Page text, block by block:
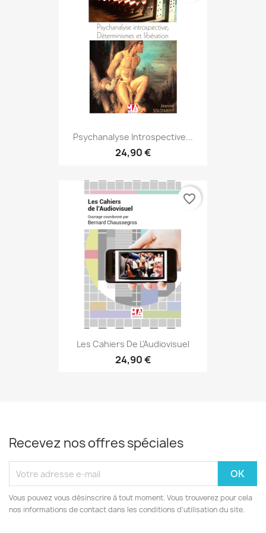
Psychanalyse Introspective...
24,90 €
Les Cahiers De L'Audiovisuel
24,90 €
favorite_border
Recevez nos offres spéciales
Vous pouvez vous désinscrire à tout moment. Vous trouverez pour cela
nos informations de contact dans les conditions d'utilisation du site.